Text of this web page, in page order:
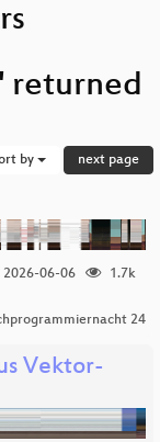
returned
by next page
2026-06-06
1.7k
24
Vektor-